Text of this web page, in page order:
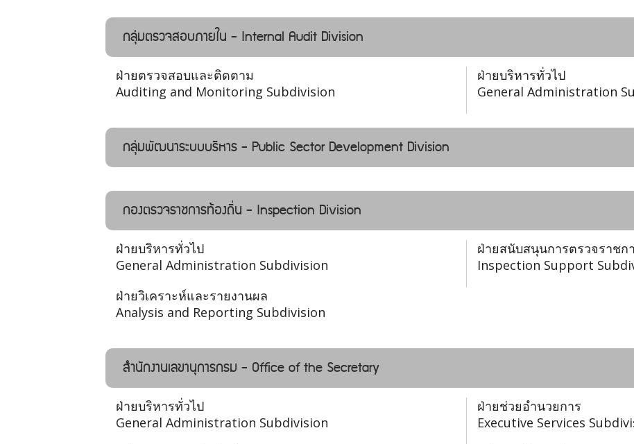
กลุ่มตรวจสอบภายใน - Internal Audit Division
ฝ่ายตรวจสอบและติดตาม
Auditing and Monitoring Subdivision
ฝ่ายบริหารทั่วไป
General Administration
กลุ่มพัฒนาระบบบริหาร - Public Sector Development Division
กองตรวจราชการท้องถิ่น - Inspection Division
ฝ่ายบริหารทั่วไป
General Administration Subdivision
ฝ่ายสนับสนุนการตรวจราชก
Inspection Support
ฝ่ายวิเคราะห์และรายงานผล
Analysis and Reporting Subdivision
สำนักงานเลขานุการกรม - Office of the Secretary
ฝ่ายบริหารทั่วไป
General Administration Subdivision
ฝ่ายช่วยอำนวยการ
Executive Services